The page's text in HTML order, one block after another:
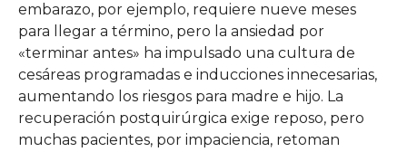
embarazo, por ejemplo, requiere nueve meses
para llegar a término, pero la ansiedad por
«terminar antes» ha impulsado una cultura de
cesáreas programadas e inducciones innecesarias,
aumentando los riesgos para madre e hijo. La
recuperación postquirúrgica exige reposo, pero
muchas pacientes, por impaciencia, retoman